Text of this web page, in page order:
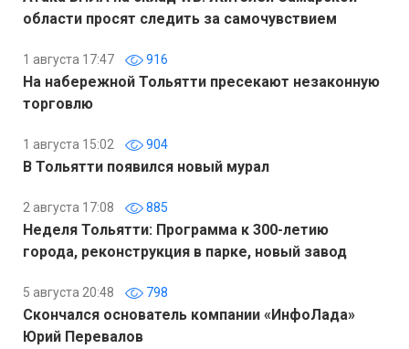
области просят следить за самочувствием
1 августа 17:47 916
На набережной Тольятти пресекают незаконную
торговлю
1 августа 15:02 904
В Тольятти появился новый мурал
2 августа 17:08 885
Неделя Тольятти: Программа к 300-летию
города, реконструкция в парке, новый завод
5 августа 20:48 798
Скончался основатель компании «ИнфоЛада»
Юрий Перевалов